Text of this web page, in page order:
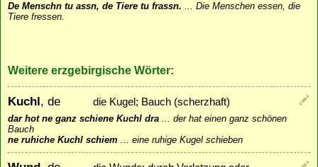
De Menschn tu assn, de Tiere tu frassn. ... Die Menschen essen, die
Tiere fressen.
Weitere erzgebirgische Wörter:
Kuchl, de die Kugel; Bauch (scherzhaft)
dar hot ne ganz schiene Kuchl dra ... der hat einen ganz schönen
Bauch
ne ruhiche Kuchl schiem ... eine ruhige Kugel schieben